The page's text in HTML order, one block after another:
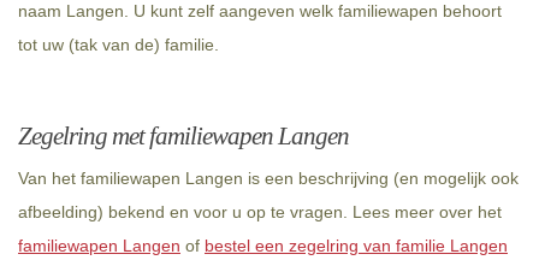
naam Langen. U kunt zelf aangeven welk familiewapen behoort
tot uw (tak van de) familie.
Zegelring met familiewapen Langen
Van het familiewapen Langen is een beschrijving (en mogelijk ook
afbeelding) bekend en voor u op te vragen. Lees meer over het
familiewapen Langen of bestel een zegelring van familie Langen